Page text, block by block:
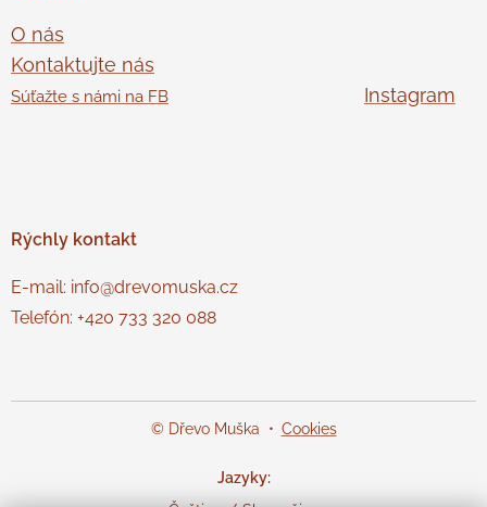
O nás
Kontaktujte nás
Súťažte s námi na FB Instagram
Rýchly kontakt
E-mail: info@drevomuska.cz
Telefón: +420 733 320 088
© Dřevo Muška Cookies
Jazyky